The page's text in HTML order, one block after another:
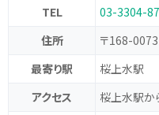
TEL
03-3304-
住所
〒168-
最寄り駅
桜上水駅
アクセス
桜上水駅か